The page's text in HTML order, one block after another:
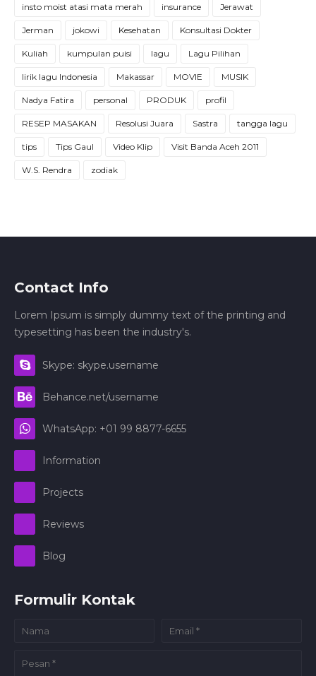
insto moist atasi mata merah insurance Jerawat
Jerman jokowi Kesehatan Konsultasi Dokter
Kuliah kumpulan puisi lagu Lagu Pilihan
lirik lagu Indonesia Makassar MOVIE MUSIK
Nadya Fatira personal PRODUK profil
RESEP MASAKAN Resolusi Juara Sastra tangga lagu
tips Tips Gaul Video Klip Visit Banda Aceh 2011
W.S. Rendra zodiak
Contact Info
Lorem Ipsum is simply dummy text of the printing and
typesetting has been the industry's.
Skype: skype.username
Behance.net/username
WhatsApp: +01 99 8877-6655
Information
Projects
Reviews
Blog
Formulir Kontak